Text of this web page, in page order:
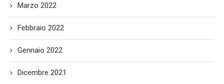
Marzo 2022
Febbraio 2022
Gennaio 2022
Dicembre 2021